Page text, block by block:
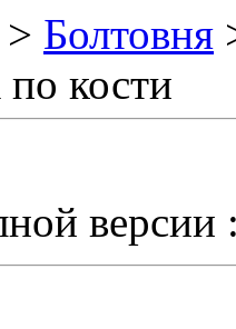
> Болтовня
по кости